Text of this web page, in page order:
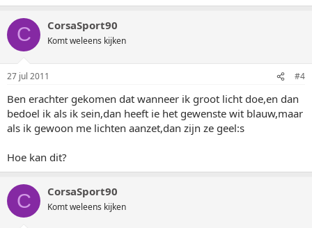
C CorsaSport90
Komt weleens kijken
27 jul 2011 #4
Ben erachter gekomen dat wanneer ik groot licht doe,en dan
bedoel ik als ik sein,dan heeft ie het gewenste wit blauw,maar
als ik gewoon me lichten aanzet,dan zijn ze geel:s
Hoe kan dit?
C CorsaSport90
Komt weleens kijken